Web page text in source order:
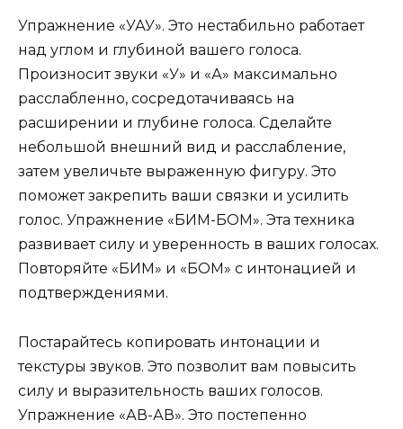
Упражнение «УАУ». Это нестабильно работает
над углом и глубиной вашего голоса.
Произносит звуки «У» и «А» максимально
расслабленно, сосредотачиваясь на
расширении и глубине голоса. Сделайте
небольшой внешний вид и расслабление,
затем увеличьте выраженную фигуру. Это
поможет закрепить ваши связки и усилить
голос. Упражнение «БИМ-БОМ». Эта техника
развивает силу и уверенность в ваших голосах.
Повторяйте «БИМ» и «БОМ» с интонацией и
подтверждениями.
Постарайтесь копировать интонации и
текстуры звуков. Это позволит вам повысить
силу и выразительность ваших голосов.
Упражнение «АВ-АВ». Это постепенно